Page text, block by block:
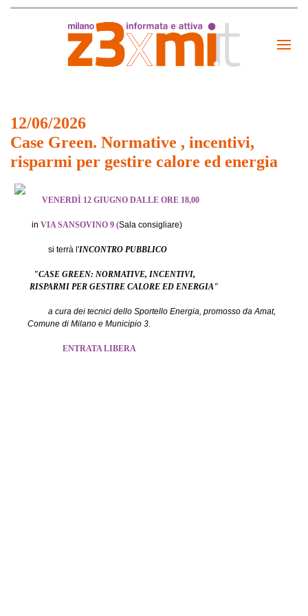
12/06/2026
Case Green. Normative , incentivi,
risparmi per gestire calore ed energia
VENERDÌ 12 GIUGNO DALLE ORE 18,00
in VIA SANSOVINO 9 (Sala consigliare)
si terrà l'INCONTRO PUBBLICO
"CASE GREEN: NORMATIVE, INCENTIVI,
RISPARMI PER GESTIRE CALORE ED ENERGIA"
a cura dei tecnici dello Sportello Energia, promosso da Amat,
Comune di Milano e Municipio 3.
ENTRATA LIBERA